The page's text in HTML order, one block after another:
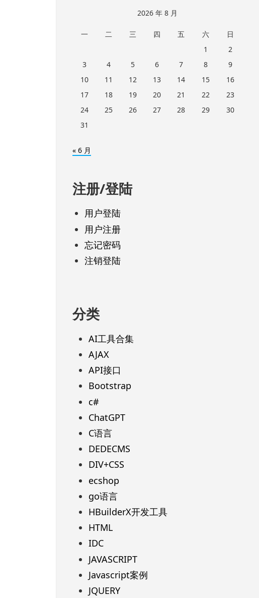
2026 年 8 月
一 二 三 四 五 六
日
1
2
3
4 5 6 7 8
9
10
11 12 13 14 15
16
17
18 19 20 21 22
23
24
25 26 27 28 29
30
31
« 6 月
注册/登陆
用户登陆
用户注册
忘记密码
注销登陆
分类
AI工具合集
AJAX
API接口
Bootstrap
c#
ChatGPT
C语言
DEDECMS
DIV+CSS
ecshop
go语言
HBuilderX开发工具
HTML
IDC
JAVASCRIPT
Javascript案例
JQUERY